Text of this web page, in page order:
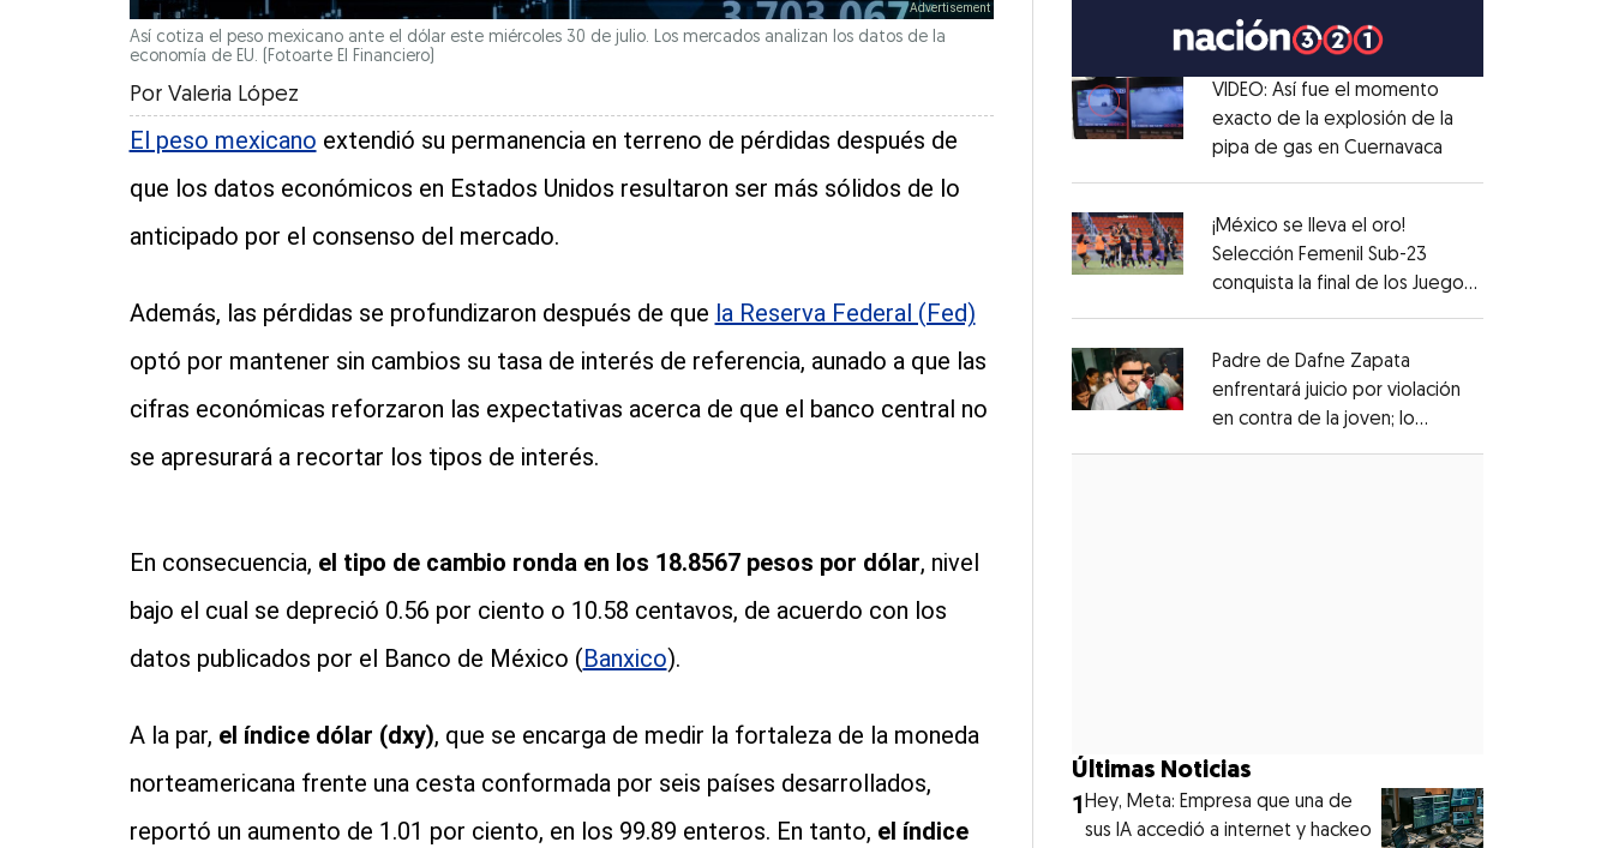
Así cotiza el peso mexicano ante el dólar este miércoles 30 de julio. Los mercados analizan los datos de la
economía de EU. (Fotoarte El Financiero)
Por Valeria López
El peso mexicano extendió su permanencia en terreno de pérdidas después de
que los datos económicos en Estados Unidos resultaron ser más sólidos de lo
anticipado por el consenso del mercado.
Además, las pérdidas se profundizaron después de que la Reserva Federal (Fed)
optó por mantener sin cambios su tasa de interés de referencia, aunado a que las
cifras económicas reforzaron las expectativas acerca de que el banco central no
se apresurará a recortar los tipos de interés.
En consecuencia, el tipo de cambio ronda en los 18.8567 pesos por dólar, nivel
bajo el cual se depreció 0.56 por ciento o 10.58 centavos, de acuerdo con los
datos publicados por el Banco de México (Banxico).
A la par, el índice dólar (dxy), que se encarga de medir la fortaleza de la moneda
norteamericana frente una cesta conformada por seis países desarrollados,
reportó un aumento de 1.01 por ciento, en los 99.89 enteros. En tanto, el índice
Opens in new window
VIDEO: Así fue el momento
exacto de la explosión de la
pipa de gas en Cuernavaca
Opens in new window
¡México se lleva el oro!
Selección Femenil Sub-23
conquista la final de los Juegos
Opens in new window
Padre de Dafne Zapata
enfrentará juicio por violación
en contra de la joven; lo
Últimas Noticias
1Hey, Meta: Empresa que una de
sus IA accedió a internet y hackeo